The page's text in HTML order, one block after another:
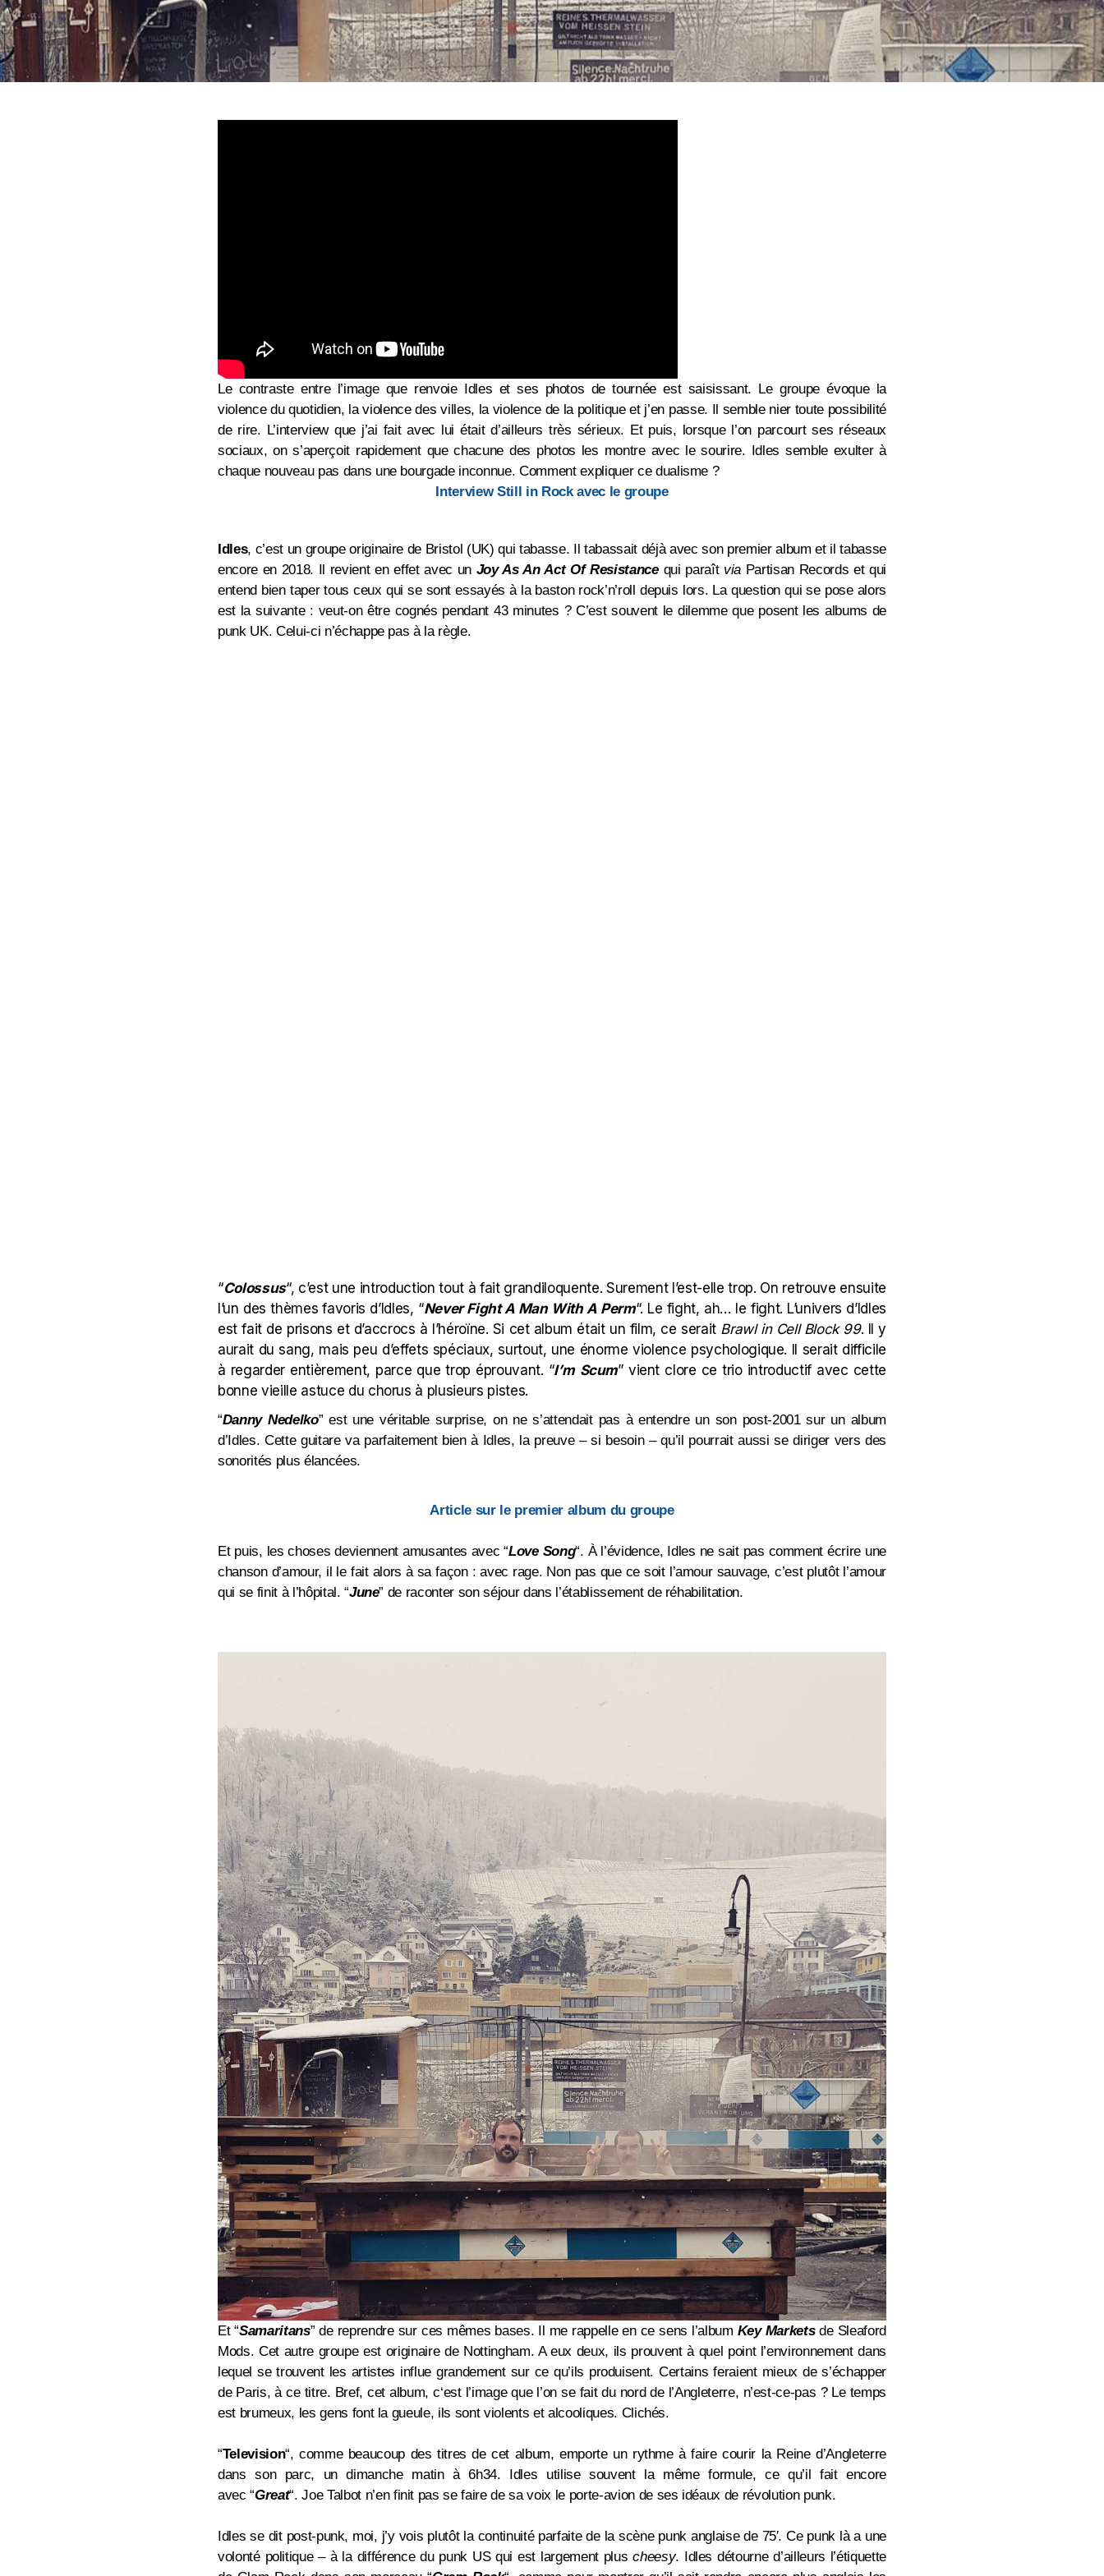
Le contraste entre l’image que renvoie Idles et ses photos de tournée est saisissant. Le groupe évoque la
violence du quotidien, la violence des villes, la violence de la politique et j’en passe. Il semble nier toute possibilité
de rire. L’interview que j’ai fait avec lui était d’ailleurs très sérieux. Et puis, lorsque l’on parcourt ses réseaux
sociaux, on s’aperçoit rapidement que chacune des photos les montre avec le sourire. Idles semble exulter à
chaque nouveau pas dans une bourgade inconnue. Comment expliquer ce dualisme ?
Interview Still in Rock avec le groupe
Idles, c’est un groupe originaire de Bristol (UK) qui tabasse. Il tabassait déjà avec son premier album et il tabasse
encore en 2018. Il revient en effet avec un Joy As An Act Of Resistance qui paraît viaPartisan Records et qui
entend bien taper tous ceux qui se sont essayés à la baston rock’n’roll depuis lors. La question qui se pose alors
est la suivante : veut-on être cognés pendant 43 minutes ? C’est souvent le dilemme que posent les albums de
punk UK. Celui-ci n’échappe pas à la règle.
“Colossus“, c’est une introduction tout à fait grandiloquente. Surement l’est-elle trop. On retrouve ensuite
l’un des thèmes favoris d’Idles, “Never Fight A Man With A Perm“. Le fight, ah… le fight. L’univers d’Idles
est fait de prisons et d’accrocs à l’héroïne. Si cet album était un film, ce serait Brawl in Cell Block 99. Il y
aurait du sang, mais peu d’effets spéciaux, surtout, une énorme violence psychologique. Il serait difficile
à regarder entièrement, parce que trop éprouvant. “I’m Scum” vient clore ce trio introductif avec cette
bonne vieille astuce du chorus à plusieurs pistes.
“Danny Nedelko” est une véritable surprise, on ne s’attendait pas à entendre un son post-2001 sur un album
d’Idles. Cette guitare va parfaitement bien à Idles, la preuve – si besoin – qu’il pourrait aussi se diriger vers des
sonorités plus élancées.
Article sur le premier album du groupe
Et puis, les choses deviennent amusantes avec “Love Song“. À l’évidence, Idles ne sait pas comment écrire une
chanson d’amour, il le fait alors à sa façon : avec rage. Non pas que ce soit l’amour sauvage, c’est plutôt l’amour
qui se finit à l’hôpital.“June” de raconter son séjour dans l’établissement de réhabilitation.
Et “Samaritans” de reprendre sur ces mêmes bases. Il me rappelle en ce sens l’album Key Marketsde Sleaford
Mods. Cet autre groupe est originaire de Nottingham. A eux deux, ils prouvent à quel point l’environnement dans
lequel se trouvent les artistes influe grandement sur ce qu’ils produisent. Certains feraient mieux de s’échapper
de Paris, à ce titre. Bref, cet album, c‘est l’image que l’on se fait du nord de l’Angleterre, n’est-ce-pas ? Le temps
est brumeux, les gens font la gueule, ils sont violents et alcooliques. Clichés.
“Television“, comme beaucoup des titres de cet album, emporte un rythme à faire courir la Reine d’Angleterre
dans son parc, un dimanche matin à 6h34. Idles utilise souvent la même formule, ce qu’il fait encore
avec“Great“.Joe Talbot n’en finit pas se faire de sa voix le porte-avion de ses idéaux de révolution punk.
Idles se dit post-punk, moi, j’y vois plutôt la continuité parfaite de la scène punk anglaise de 75′. Ce punk là a une
volonté politique – à la différence du punk US qui est largement pluscheesy. Idles détourne d’ailleurs l’étiquette